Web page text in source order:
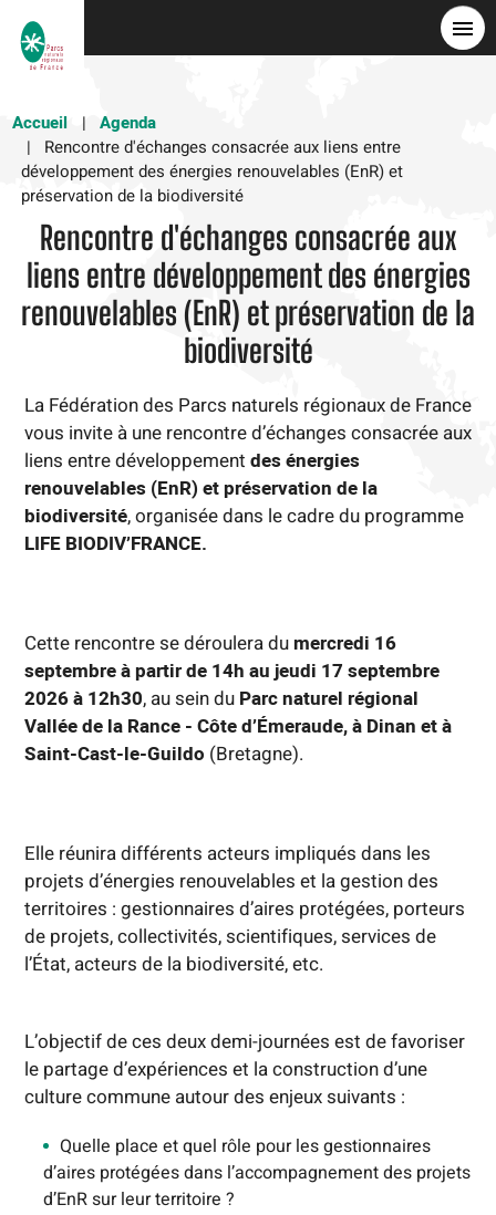
Accueil
Agenda
Rencontre d'échanges consacrée aux liens entre
développement des énergies renouvelables (EnR) et
préservation de la biodiversité
Rencontre d'échanges consacrée aux
liens entre développement des énergies
renouvelables (EnR) et préservation de la
biodiversité
La Fédération des Parcs naturels régionaux de France
vous invite à une rencontre d’échanges consacrée aux
liens entre développement des énergies
renouvelables (EnR) et préservation de la
biodiversité, organisée dans le cadre du programme
LIFE BIODIV’FRANCE.
Cette rencontre se déroulera dumercredi 16
septembre à partir de 14h au jeudi 17 septembre
2026 à 12h30, au sein du Parc naturel régional
Vallée de la Rance - Côte d’Émeraude, à Dinan et à
Saint-Cast-le-Guildo (Bretagne).
Elle réunira différents acteurs impliqués dans les
projets d’énergies renouvelables et la gestion des
territoires : gestionnaires d’aires protégées, porteurs
de projets, collectivités, scientifiques, services de
l’État, acteurs de la biodiversité, etc.
L’objectif de ces deux demi-journées est de favoriser
le partage d’expériences et la construction d’une
culture commune autour des enjeux suivants :
Quelle place et quel rôle pour les gestionnaires
d’aires protégées dans l’accompagnement des projets
d’EnR sur leur territoire ?